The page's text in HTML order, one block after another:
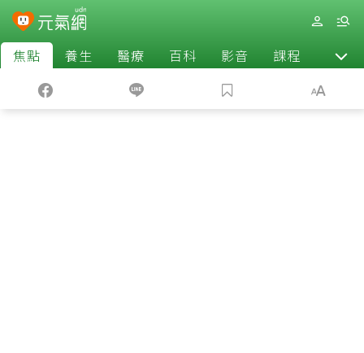
焦點 養生 醫療 百科 影音 課程 退休